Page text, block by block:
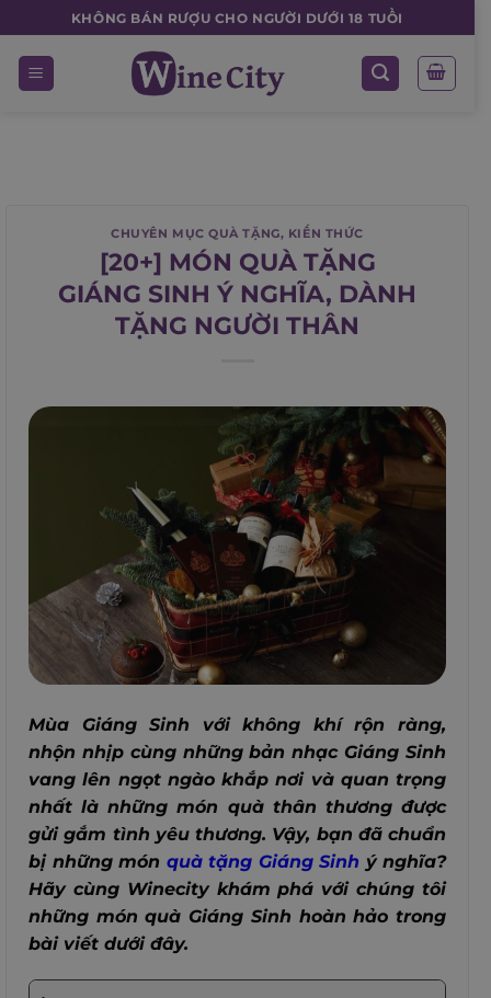
to
content
KHÔNG BÁN RƯỢU CHO NGƯỜI DƯỚI 18 TUỔI
CHUYÊN MỤC QUÀ TẶNG, KIẾN THỨC
[20+] MÓN QUÀ TẶNG
GIÁNG SINH Ý NGHĨA, DÀNH
TẶNG NGƯỜI THÂN
Mùa Giáng Sinh với không khí rộn ràng,
nhộn nhịp cùng những bản nhạc Giáng Sinh
vang lên ngọt ngào khắp nơi và quan trọng
nhất là những món quà thân thương được
gửi gắm tình yêu thương. Vậy, bạn đã chuẩn
bị những món quà tặng Giáng Sinh ý nghĩa?
Hãy cùng Winecity khám phá với chúng tôi
những món quà Giáng Sinh hoàn hảo trong
bài viết dưới đây.